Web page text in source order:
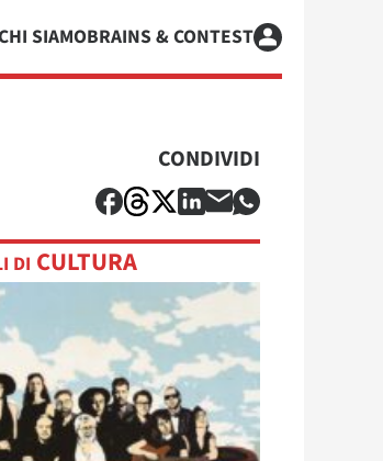
SIAMOBRAINS & CONTEST
CONDIVIDI
DI CULTURA